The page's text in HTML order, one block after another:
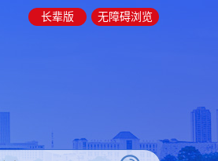
长辈版 无障碍浏览